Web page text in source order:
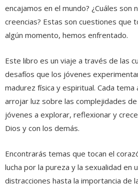
encajamos en el mundo? ¿Cuáles son
creencias? Estas son cuestiones que
algún momento, hemos enfrentado.
Este libro es un viaje a través de las
desafíos que los jóvenes
madurez física y espiritual. Cada tema
arrojar luz sobre las complejidades
jóvenes a explorar, reflexionar y
Dios y con los demás.
Encontrarás temas que tocan el
lucha por la pureza y la sexualidad en
distracciones hasta la importancia de